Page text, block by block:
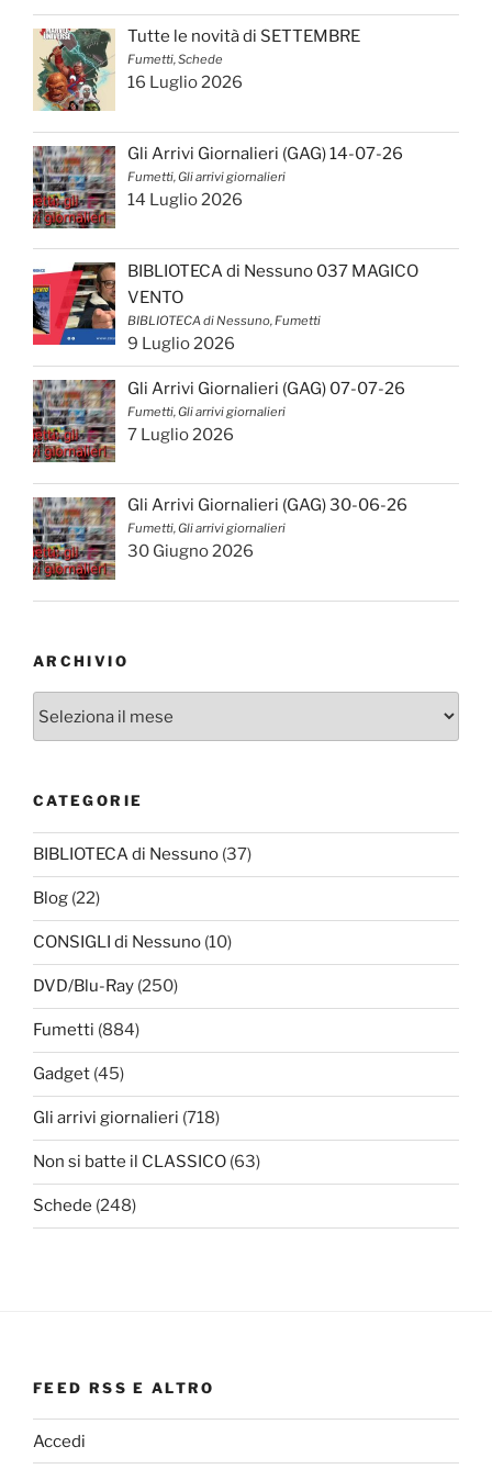
Tutte le novità di SETTEMBRE
Fumetti, Schede
16 Luglio 2026
Gli Arrivi Giornalieri (GAG) 14-07-26
Fumetti, Gli arrivi giornalieri
14 Luglio 2026
BIBLIOTECA di Nessuno 037 MAGICO
VENTO
BIBLIOTECA di Nessuno, Fumetti
9 Luglio 2026
Gli Arrivi Giornalieri (GAG) 07-07-26
Fumetti, Gli arrivi giornalieri
7 Luglio 2026
Gli Arrivi Giornalieri (GAG) 30-06-26
Fumetti, Gli arrivi giornalieri
30 Giugno 2026
ARCHIVIO
CATEGORIE
BIBLIOTECA di Nessuno (37)
Blog (22)
CONSIGLI di Nessuno (10)
DVD/Blu-Ray (250)
Fumetti (884)
Gadget (45)
Gli arrivi giornalieri (718)
Non si batte il CLASSICO (63)
Schede (248)
FEED RSS E ALTRO
Accedi